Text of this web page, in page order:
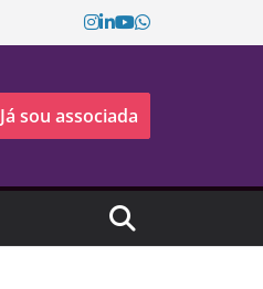
Já sou associada